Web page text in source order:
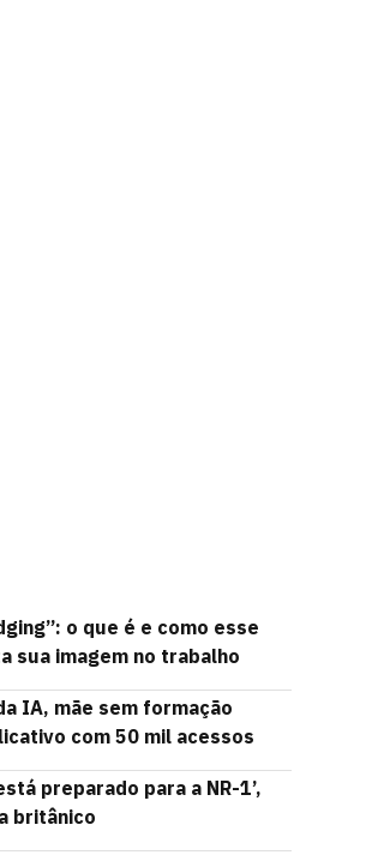
o que é e como esse
sua imagem no trabalho
IA, mãe sem formação
com 50 mil acessos
preparado para a NR-1’,
britânico